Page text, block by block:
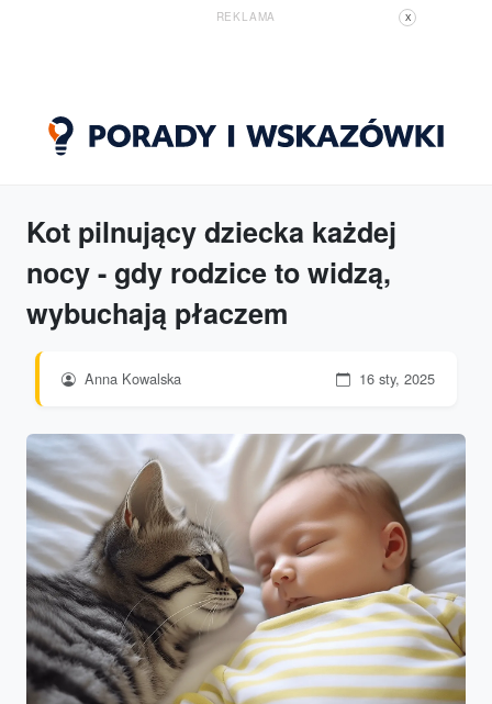
REKLAMA X
Kot pilnujący dziecka każdej
nocy - gdy rodzice to widzą,
wybuchają płaczem
Anna Kowalska 16 sty, 2025